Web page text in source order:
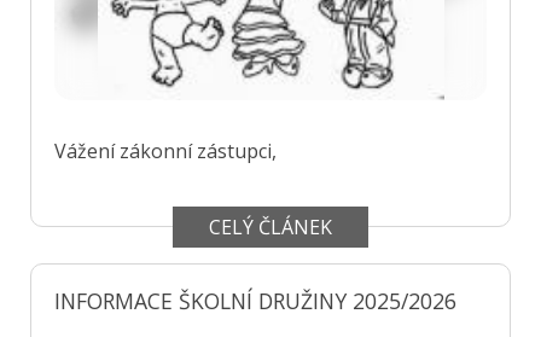
Vážení zákonní zástupci,
CELÝ ČLÁNEK
INFORMACE ŠKOLNÍ DRUŽINY 2025/2026